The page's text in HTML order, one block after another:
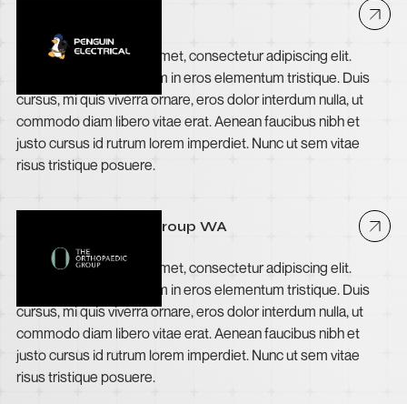
Lorem ipsum dolor sit amet, consectetur adipiscing elit.
Suspendisse varius enim in eros elementum tristique. Duis
cursus, mi quis viverra ornare, eros dolor interdum nulla, ut
commodo diam libero vitae erat. Aenean faucibus nibh et
justo cursus id rutrum lorem imperdiet. Nunc ut sem vitae
risus tristique posuere.
The Orthopaedic Group WA
Lorem ipsum dolor sit amet, consectetur adipiscing elit.
Suspendisse varius enim in eros elementum tristique. Duis
cursus, mi quis viverra ornare, eros dolor interdum nulla, ut
commodo diam libero vitae erat. Aenean faucibus nibh et
justo cursus id rutrum lorem imperdiet. Nunc ut sem vitae
risus tristique posuere.